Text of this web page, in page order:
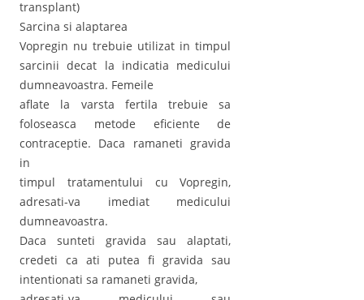
transplant)
Sarcina si alaptarea
Vopregin nu trebuie utilizat in timpul
sarcinii decat la indicatia medicului
dumneavoastra. Femeile
aflate la varsta fertila trebuie sa
foloseasca metode eficiente de
contraceptie. Daca ramaneti gravida
in
timpul tratamentului cu Vopregin,
adresati-va imediat medicului
dumneavoastra.
Daca sunteti gravida sau alaptati,
credeti ca ati putea fi gravida sau
intentionati sa ramaneti gravida,